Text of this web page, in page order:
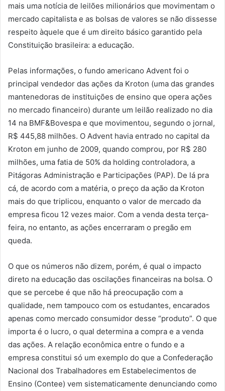
mais uma notícia de leilões milionários que movimentam o
mercado capitalista e as bolsas de valores se não dissesse
respeito àquele que é um direito básico garantido pela
Constituição brasileira: a educação.
Pelas informações, o fundo americano Advent foi o
principal vendedor das ações da Kroton (uma das grandes
mantenedoras de instituições de ensino que opera ações
no mercado financeiro) durante um leilão realizado no dia
14 na BMF&Bovespa e que movimentou, segundo o jornal,
R$ 445,88 milhões. O Advent havia entrado no capital da
Kroton em junho de 2009, quando comprou, por R$ 280
milhões, uma fatia de 50% da holding controladora, a
Pitágoras Administração e Participações (PAP). De lá pra
cá, de acordo com a matéria, o preço da ação da Kroton
mais do que triplicou, enquanto o valor de mercado da
empresa ficou 12 vezes maior. Com a venda desta terça-
feira, no entanto, as ações encerraram o pregão em
queda.
O que os números não dizem, porém, é qual o impacto
direto na educação das oscilações financeiras na bolsa. O
que se percebe é que não há preocupação com a
qualidade, nem tampouco com os estudantes, encarados
apenas como mercado consumidor desse “produto”. O que
importa é o lucro, o qual determina a compra e a venda
das ações. A relação econômica entre o fundo e a
empresa constitui só um exemplo do que a Confederação
Nacional dos Trabalhadores em Estabelecimentos de
Ensino (Contee) vem sistematicamente denunciando como